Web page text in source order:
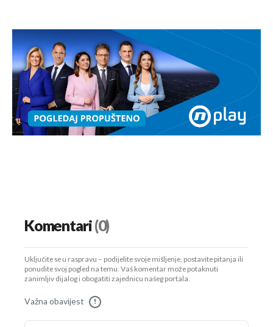
Komentari(0)
Uključite se u raspravu – podijelite svoje mišljenje, postavite pitanja ili
ponudite svoj pogled na temu. Vaš komentar može potaknuti
zanimljiv dijalog i obogatiti zajednicu našeg portala.
Važna obavijest !